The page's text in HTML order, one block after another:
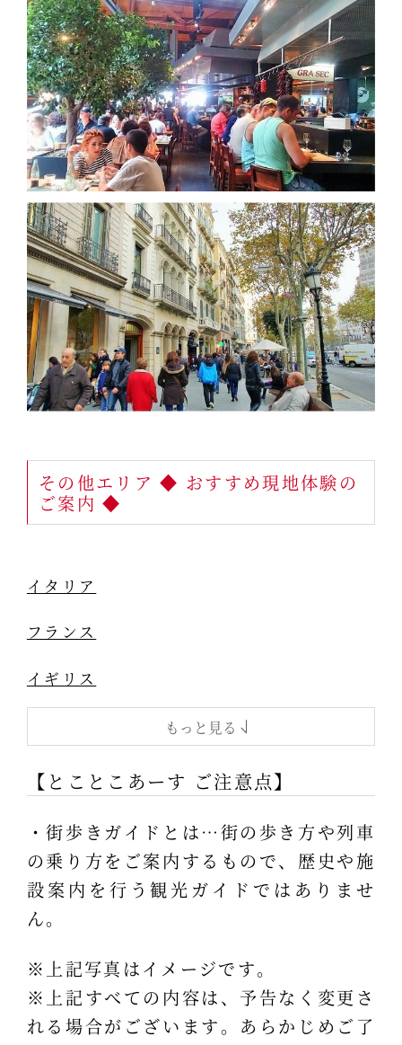
その他エリア ◆ おすすめ現地体験の
ご案内 ◆
イタリア
フランス
イギリス
もっと見る
【とことこあーす ご注意点】
・街歩きガイドとは…街の歩き方や列車
の乗り方をご案内するもので、歴史や施
設案内を行う観光ガイドではありませ
ん。
※上記写真はイメージです。
※上記すべての内容は、予告なく変更さ
れる場合がございます。あらかじめご了